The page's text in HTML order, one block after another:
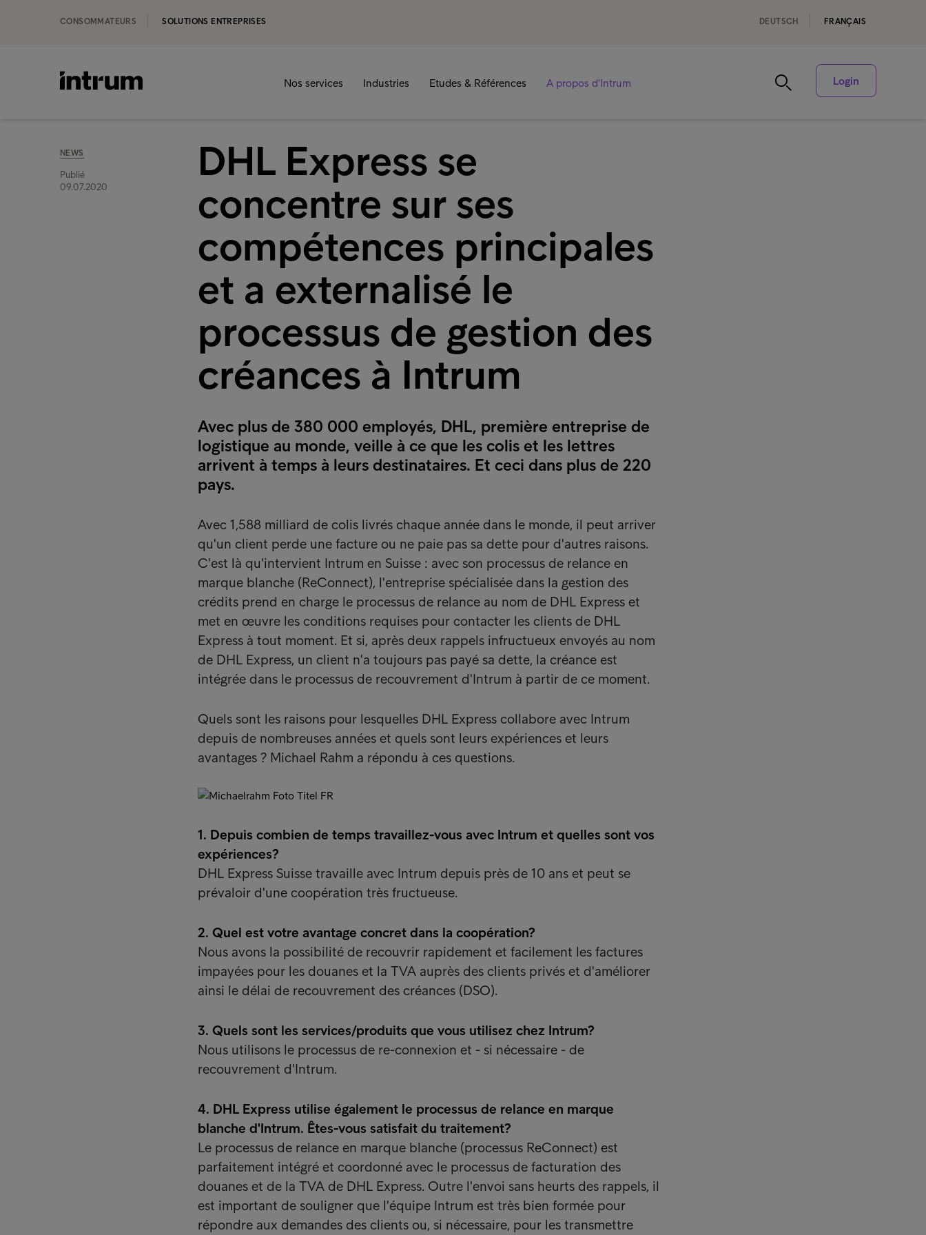
CONSOMMATEURS SOLUTIONS ENTREPRISES DEUTSCH FRANÇAIS
Nos services Industries Etudes & Références A propos d'Intrum Login
NEWS
Publié
09.07.2020
DHL Express se
concentre sur ses
compétences principales
et a externalisé le
processus de gestion des
créances à Intrum
Avec plus de 380 000 employés, DHL, première entreprise de
logistique au monde, veille à ce que les colis et les lettres
arrivent à temps à leurs destinataires. Et ceci dans plus de 220
pays.
Avec 1,588 milliard de colis livrés chaque année dans le monde, il peut arriver
qu'un client perde une facture ou ne paie pas sa dette pour d'autres raisons.
C'est là qu'intervient Intrum en Suisse : avec son processus de relance en
marque blanche (ReConnect), l'entreprise spécialisée dans la gestion des
crédits prend en charge le processus de relance au nom de DHL Express et
met en œuvre les conditions requises pour contacter les clients de DHL
Express à tout moment. Et si, après deux rappels infructueux envoyés au nom
de DHL Express, un client n'a toujours pas payé sa dette, la créance est
intégrée dans le processus de recouvrement d'Intrum à partir de ce moment.
Quels sont les raisons pour lesquelles DHL Express collabore avec Intrum
depuis de nombreuses années et quels sont leurs expériences et leurs
avantages ? Michael Rahm a répondu à ces questions.
1. Depuis combien de temps travaillez-vous avec Intrum et quelles sont vos
expériences?
DHL Express Suisse travaille avec Intrum depuis près de 10 ans et peut se
prévaloir d'une coopération très fructueuse.
2. Quel est votre avantage concret dans la coopération?
Nous avons la possibilité de recouvrir rapidement et facilement les factures
impayées pour les douanes et la TVA auprès des clients privés et d'améliorer
ainsi le délai de recouvrement des créances (DSO).
3. Quels sont les services/produits que vous utilisez chez Intrum?
Nous utilisons le processus de re-connexion et - si nécessaire - de
recouvrement d'Intrum.
4. DHL Express utilise également le processus de relance en marque
blanche d'Intrum. Êtes-vous satisfait du traitement?
Le processus de relance en marque blanche (processus ReConnect) est
parfaitement intégré et coordonné avec le processus de facturation des
douanes et de la TVA de DHL Express. Outre l'envoi sans heurts des rappels, il
est important de souligner que l'équipe Intrum est très bien formée pour
répondre aux demandes des clients ou, si nécessaire, pour les transmettre